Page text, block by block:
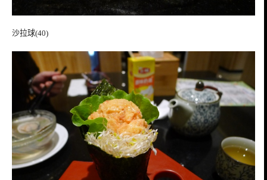
沙拉球(40)